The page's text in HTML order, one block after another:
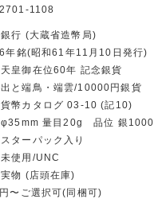
1108
行 (大蔵省造幣局)
年銘(昭和61年11月10日発行)
皇御在位60年 記念銀貨
と端鳥・端雲/10000円銀貨
幣カタログ 03-10 (記10)
φ35mm 量目20g 品位 銀1000
ターパック入り
使用/UNC
物 (店頭在庫)
〜ご選択可(同梱可)